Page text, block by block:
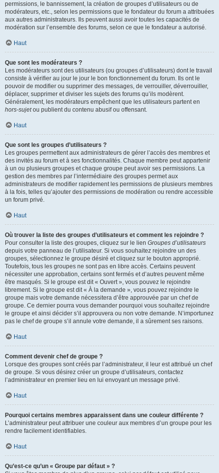
permissions, le bannissement, la création de groupes d’utilisateurs ou de
modérateurs, etc., selon les permissions que le fondateur du forum a attribuées
aux autres administrateurs. Ils peuvent aussi avoir toutes les capacités de
modération sur l’ensemble des forums, selon ce que le fondateur a autorisé.
Haut
Que sont les modérateurs ?
Les modérateurs sont des utilisateurs (ou groupes d’utilisateurs) dont le travail
consiste à vérifier au jour le jour le bon fonctionnement du forum. Ils ont le
pouvoir de modifier ou supprimer des messages, de verrouiller, déverrouiller,
déplacer, supprimer et diviser les sujets des forums qu’ils modèrent.
Généralement, les modérateurs empêchent que les utilisateurs partent en
hors-sujetou publient du contenu abusif ou offensant.
Haut
Que sont les groupes d’utilisateurs ?
Les groupes permettent aux administrateurs de gérer l’accès des membres et
des invités au forum et à ses fonctionnalités. Chaque membre peut appartenir
à un ou plusieurs groupes et chaque groupe peut avoir ses permissions. La
gestion des membres par l’intermédiaire des groupes permet aux
administrateurs de modifier rapidement les permissions de plusieurs membres
à la fois, telles qu’ajouter des permissions de modération ou rendre accessible
un forum privé.
Haut
Où trouver la liste des groupes d’utilisateurs et comment les rejoindre ?
Pour consulter la liste des groupes, cliquez sur le lien Groupes d’utilisateurs
depuis votre panneau de l’utilisateur. Si vous souhaitez rejoindre un des
groupes, sélectionnez le groupe désiré et cliquez sur le bouton approprié.
Toutefois, tous les groupes ne sont pas en libre accès. Certains peuvent
nécessiter une approbation, certains sont fermés et d’autres peuvent même
être masqués. Si le groupe est dit « Ouvert », vous pouvez le rejoindre
librement. Si le groupe est dit « À la demande », vous pouvez rejoindre le
groupe mais votre demande nécessitera d’être approuvée par un chef de
groupe. Ce dernier pourra vous demander pourquoi vous souhaitez rejoindre
le groupe et ainsi décider s’il approuvera ou non votre demande. N’importunez
pas le chef de groupe s’il annule votre demande, il a sûrement ses raisons.
Haut
Comment devenir chef de groupe ?
Lorsque des groupes sont créés par l’administrateur, il leur est attribué un chef
de groupe. Si vous désirez créer un groupe d’utilisateurs, contactez
l’administrateur en premier lieu en lui envoyant un message privé.
Haut
Pourquoi certains membres apparaissent dans une couleur différente ?
L’administrateur peut attribuer une couleur aux membres d’un groupe pour les
rendre facilement identifiables.
Haut
Qu’est-ce qu’un « Groupe par défaut » ?